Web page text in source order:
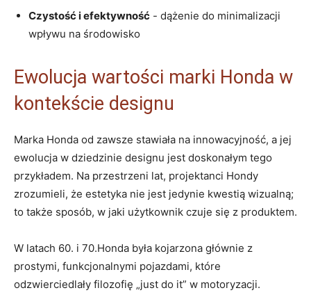
Czystość⁤ i efektywność -‌ dążenie do‍ minimalizacji
wpływu ⁤na środowisko
Ewolucja wartości marki Honda w
kontekście designu
Marka‍ Honda od zawsze stawiała na innowacyjność, a jej⁤
ewolucja w‌ dziedzinie designu jest ⁤doskonałym⁤ tego
przykładem. Na przestrzeni lat,⁣ projektanci Hondy
zrozumieli,⁢ że estetyka ⁣nie jest jedynie kwestią wizualną;
to także sposób,‌ w jaki użytkownik czuje się z produktem.
W latach ⁢60. i 70.Honda była kojarzona ⁢głównie z
prostymi, funkcjonalnymi pojazdami, które
odzwierciedlały filozofię „just do it” w motoryzacji.